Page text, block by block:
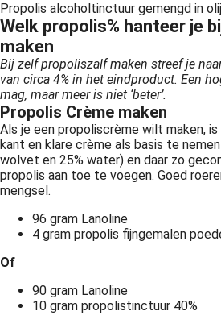
Propolis alcoholtinctuur gemengd in
Welk propolis% hanteer je
maken
Bij zelf propoliszalf maken streef je
van circa 4% in het eindproduct. Een
mag, maar meer is niet ‘beter’.
Propolis Crème maken
Als je een propoliscrème wilt maken,
kant en klare crème als basis te
wolvet en 25% water) en daar zo
propolis aan toe te voegen. Goed
mengsel.
96 gram Lanoline
4 gram propolis fijngemalen
Of
90 gram Lanoline
10 gram propolistinctuur 40%